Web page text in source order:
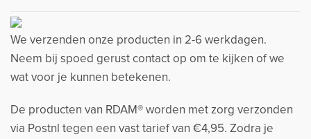
We verzenden onze producten in 2-6 werkdagen.
Neem bij spoed gerust contact op om te kijken of we
wat voor je kunnen betekenen.
De producten van RDAM® worden met zorg verzonden
via Postnl tegen een vast tarief van €4,95. Zodra je